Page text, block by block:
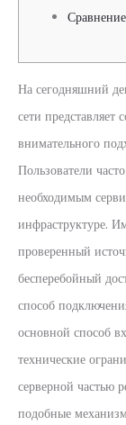
На сегодняшний
сети
внимательного
Пользователи
необходимым
инфраструктуре.
проверенный
бесперебойный
способ
основной способ
технические
серверной частью
подобные